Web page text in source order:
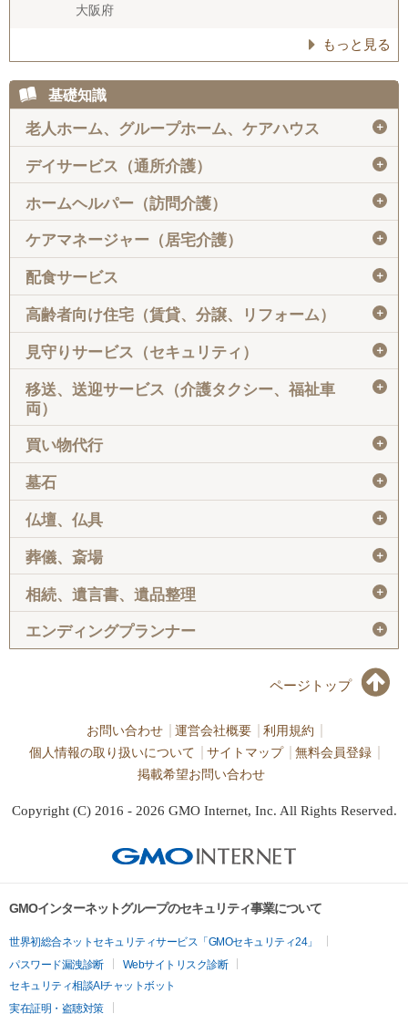
大阪府
もっと見る
基礎知識
老人ホーム、グループホーム、ケアハウス ＋
デイサービス（通所介護） ＋
ホームヘルパー（訪問介護） ＋
ケアマネージャー（居宅介護） ＋
配食サービス ＋
高齢者向け住宅（賃貸、分譲、リフォーム） ＋
見守りサービス（セキュリティ） ＋
移送、送迎サービス（介護タクシー、福祉車
両）
＋
買い物代行 ＋
墓石 ＋
仏壇、仏具 ＋
葬儀、斎場 ＋
相続、遺言書、遺品整理 ＋
エンディングプランナー ＋
ページトップ
お問い合わせ 運営会社概要
利用規約
個人情報の取り扱いについて
サイトマップ
無料会員登録
掲載希望お問い合わせ
Copyright (C) 2016 - 2026 GMO Internet, Inc. All Rights Reserved.
GMOインターネットグループのセキュリティ事業について
世界初総合ネットセキュリティサービス「GMOセキュリティ24」
パスワード漏洩診断
Webサイトリスク診断
セキュリティ相談AIチャットボット
実在証明・盗聴対策